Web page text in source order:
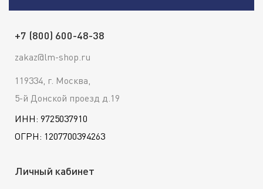
+7 (800) 600-48-38
zakaz@lm-shop.ru
119334, г. Москва,
5-й Донской проезд д.19
ИНН: 9725037910
ОГРН: 1207700394263
Личный кабинет